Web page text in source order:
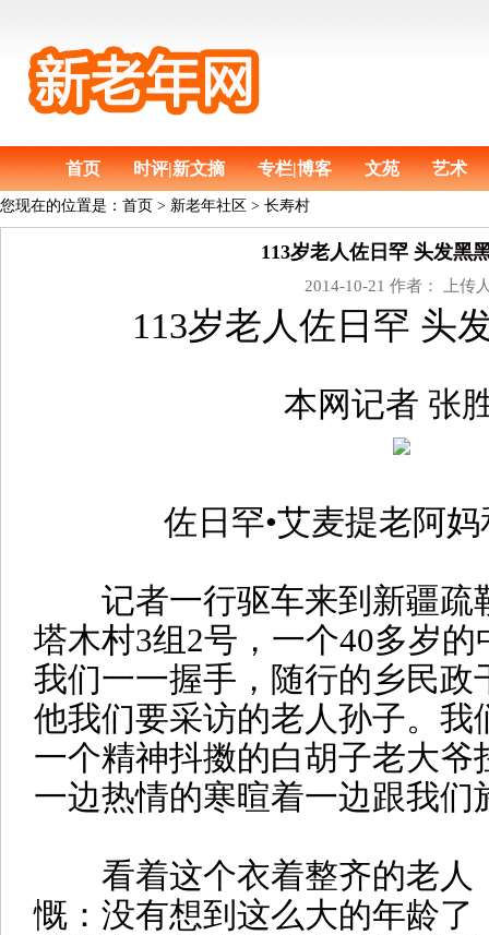
首页 时评|新文摘 专栏|博客 文苑 艺术
您现在的位置是： 首页 > 新老年社区 > 长寿村
113岁老人佐日罕 头发黑
2014-10-21 作者： 上传
113岁老人佐日罕 头
本网记者 张
佐日罕•艾麦提老阿
记者一行驱车来到新疆疏
塔木村3组2号，一个40多岁
我们一一握手，随行的乡民政
他我们要采访的老人孙子。我
一个精神抖擞的白胡子老大爷
一边热情的寒暄着一边跟我们
看着这个衣着整齐的老人
慨：没有想到这么大的年龄了